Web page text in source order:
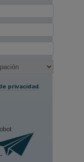
privacidad.